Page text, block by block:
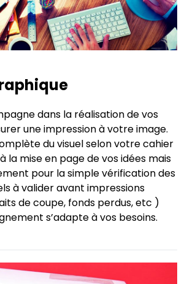
dans la réalisation de vos
une impression à votre image.
du visuel selon votre cahier
la mise en page de vos idées mais
pour la simple vérification des
à valider avant impressions
de coupe, fonds perdus, etc )
s’adapte à vos besoins.